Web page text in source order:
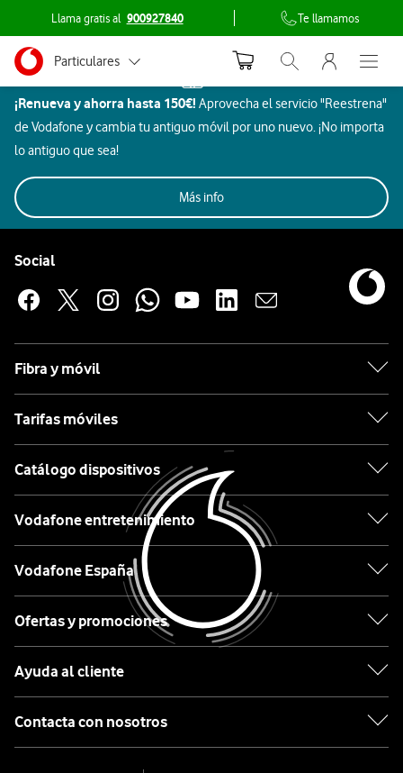
Llama gratis al 900927840 Te llamamos
Ir a la pagina principal de vodafone.es
Menu navegación Segmento
Particulares
Autónomos
Pymes
Grandes empresas y AA.PP.
Abrir buscador.
Menu
Abre
Inicio
Dispositivos
Hogar
inteligente
JBL
TodosRebajasMóvilesBeauty
Aires
Acondicionados
y
Gaming
y ocio
Hogar
inteligente
JBL
Apple
Samsung
Xiaomi
OPPO
Huawei
Ordenar
por:
JBL
¡Renueva y ahorra hasta 150€! Aprovecha el servicio "Reestrena"
de Vodafone y cambia tu antiguo móvil por uno nuevo. ¡No importa
lo antiguo que sea!
Más info
Social
Fibra y móvil
Tarifas móviles
Catálogo dispositivos
Vodafone entretenimiento
Vodafone España
Ofertas y promociones
Ayuda al cliente
Contacta con nosotros